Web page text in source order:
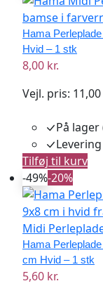
Hama
Hvid – 1 stk
8,00 kr.
Vejl. pris: 11,00
På lager
Tilføj til kurv
-49%-20%
Hama
cm Hvid – 1 stk
5,60 kr.